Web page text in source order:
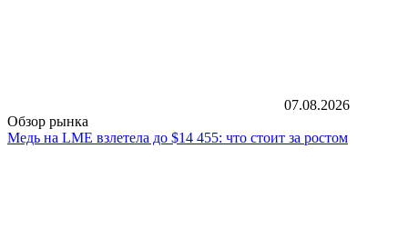
07.08.2026
Обзор рынка
Медь на LME взлетела до $14 455: что стоит за ростом